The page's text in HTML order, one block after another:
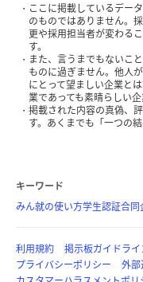
ここに掲載しているデー
のものではありません。
更や採用担当者が変わる
す。
また、言うまでもないこ
ものに過ぎません。他人
にとって望ましい企業と
業であっても素晴らしい企
掲載された内容の真偽、
す。あくまでも「一つの
キーワード
みん就の使い方学生認証合同
利用規約 掲示板ガイドライ
プライバシーポリシー
外部